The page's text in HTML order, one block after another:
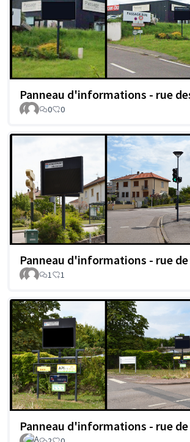
Panneau d'informations - rue
0 0
Panneau d'informations - rue de
1 1
Panneau d'informations - rue de